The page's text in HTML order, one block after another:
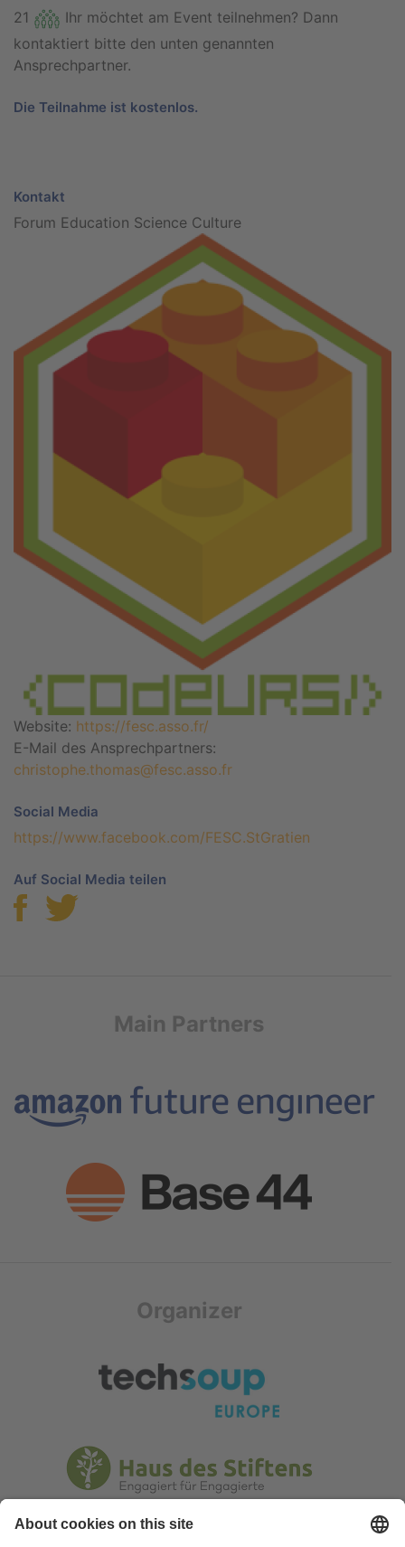
21
Ihr möchtet am Event teilnehmen? Dann
kontaktiert bitte den unten genannten
Ansprechpartner.
Die Teilnahme ist kostenlos.
Kontakt
Forum Education Science Culture
Website: https://fesc.asso.fr/
E-Mail des Ansprechpartners:
christophe.thomas@fesc.asso.fr
Social Media
https://www.facebook.com/FESC.StGratien
Auf Social Media teilen
Main Partners
Organizer